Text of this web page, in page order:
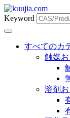
Keyword
すべてのカ
触媒
溶剤